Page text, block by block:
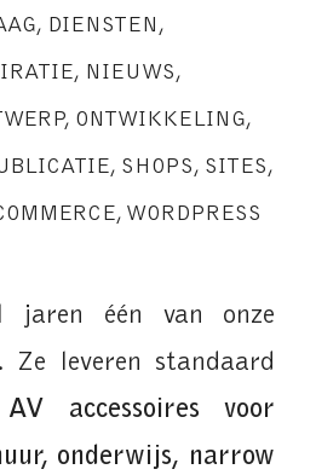
, DIENSTEN ,
, NIEUWS,
, ONTWIKKELING,
, SHOPS, SITES,
, WORDPRESS
één van onze
Ze leveren standaard
AV accessoires voor
onderwijs, narrow